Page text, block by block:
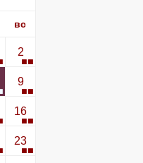
вс
2
9
16
23